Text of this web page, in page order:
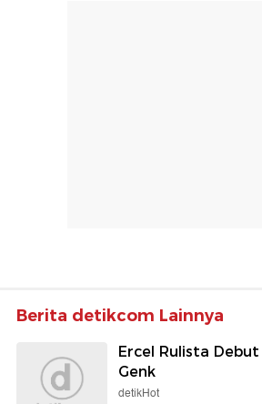
Berita detikcom Lainnya
Ercel Rulista
Genk
detikHot